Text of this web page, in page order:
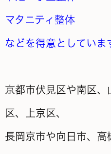
マタニティ整体
などを得意としていま
京都市伏見区や南区
区、上京区、
長岡京市や向日市、高